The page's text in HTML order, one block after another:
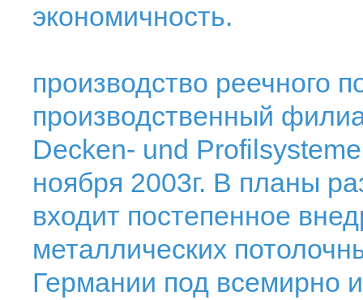
экономичность.
производство реечного
производственный
Decken- und
ноября 2003г. В планы
входит постепенное
металлических
Германии под всемирно